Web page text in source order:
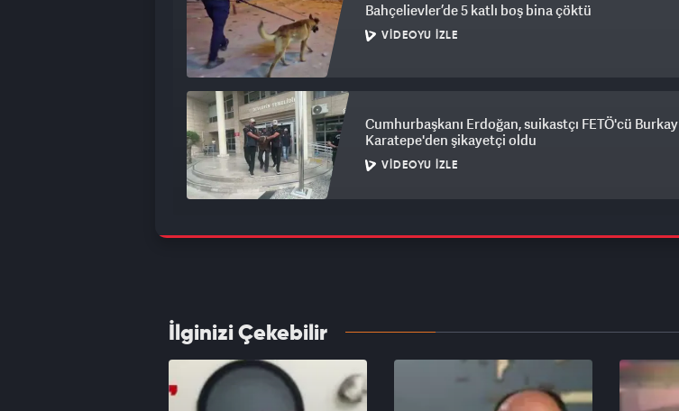
Bahçelievler’de 5 katlı boş bina çöktü
VIDEOYU İZLE
Cumhurbaşkanı Erdoğan, suikastçı FETÖ'cü Burkay
Karatepe'den şikayetçi oldu
VIDEOYU İZLE
Cumhurbaşkanı Erdoğan: Türkiye'yi terörden
kurtarmayı hedefleyen adım hayırlı olsun
İlginizi Çekebilir